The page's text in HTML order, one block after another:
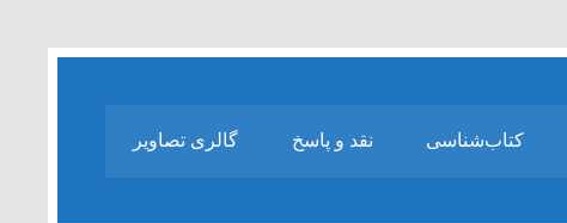
کتاب‌شناسی نقد و پاسخ گالری تصاویر